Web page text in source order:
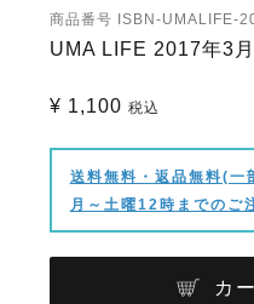
商品番号 ISBN-UMALIFE-
UMA LIFE 2017年3
¥ 1,100 税込
送料無料・返品無料(一
月～土曜12時までのご
カ